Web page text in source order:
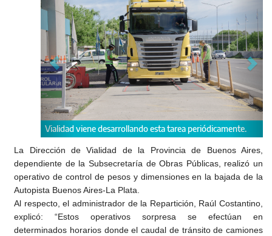
Vialidad viene desarrollando esta tarea periódicamente.
La Dirección de Vialidad de la Provincia de Buenos Aires,
dependiente de la Subsecretaría de Obras Públicas, realizó un
operativo de control de pesos y dimensiones en la bajada de la
Autopista Buenos Aires-La Plata.
Al respecto, el administrador de la Repartición, Raúl Costantino,
explicó: “Estos operativos sorpresa se efectúan en
determinados horarios donde el caudal de tránsito de camiones